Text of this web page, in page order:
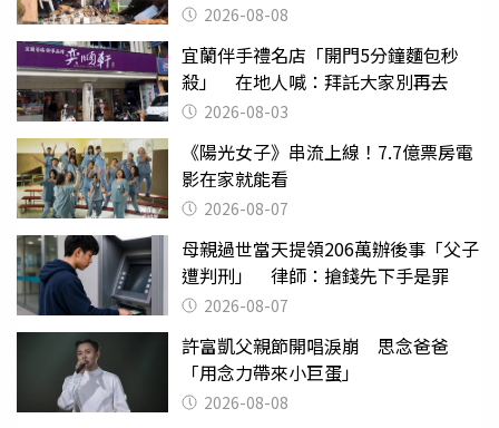
2026-08-08
宜蘭伴手禮名店「開門5分鐘麵包秒
殺」 在地人喊：拜託大家別再去
2026-08-03
《陽光女子》串流上線！7.7億票房電
影在家就能看
2026-08-07
母親過世當天提領206萬辦後事「父子
遭判刑」 律師：搶錢先下手是罪
2026-08-07
許富凱父親節開唱淚崩 思念爸爸
「用念力帶來小巨蛋」
2026-08-08